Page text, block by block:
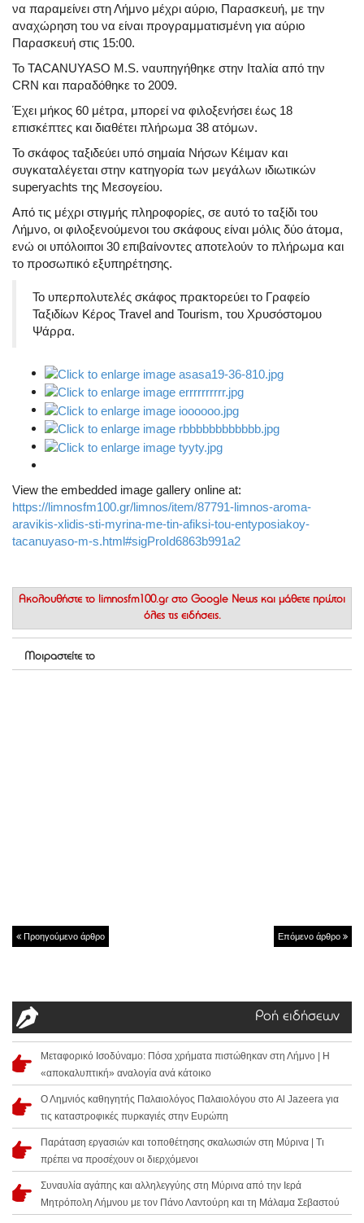
να παραμείνει στη Λήμνο μέχρι αύριο, Παρασκευή, με την
αναχώρηση του να είναι προγραμματισμένη για αύριο
Παρασκευή στις 15:00.
Το TACANUYASO M.S. ναυπηγήθηκε στην Ιταλία από την
CRN και παραδόθηκε το 2009.
Έχει μήκος 60 μέτρα, μπορεί να φιλοξενήσει έως 18
επισκέπτες και διαθέτει πλήρωμα 38 ατόμων.
Το σκάφος ταξιδεύει υπό σημαία Νήσων Κέιμαν και
συγκαταλέγεται στην κατηγορία των μεγάλων ιδιωτικών
superyachts της Μεσογείου.
Από τις μέχρι στιγμής πληροφορίες, σε αυτό το ταξίδι του
Λήμνο, οι φιλοξενούμενοι του σκάφους είναι μόλις δύο άτομα,
ενώ οι υπόλοιποι 30 επιβαίνοντες αποτελούν το πλήρωμα και
το προσωπικό εξυπηρέτησης.
Το υπερπολυτελές σκάφος πρακτορεύει το Γραφείο
Ταξιδίων Κέρος Travel and Tourism, του Χρυσόστομου
Ψάρρα.
View the embedded image gallery online at:
https://limnosfm100.gr/limnos/item/87791-limnos-aroma-
aravikis-xlidis-sti-myrina-me-tin-afiksi-tou-entyposiakoy-
tacanuyaso-m-s.html#sigProId6863b991a2
Ακολουθήστε το limnosfm100.gr στο Google News και μάθετε πρώτοι
όλες τις ειδήσεις.
Μοιραστείτε το
Προηγούμενο άρθρο Επόμενο άρθρο
Ροή ειδήσεων
Μεταφορικό Ισοδύναμο: Πόσα χρήματα πιστώθηκαν στη Λήμνο | Η
«αποκαλυπτική» αναλογία ανά κάτοικο
Ο Λημνιός καθηγητής Παλαιολόγος Παλαιολόγου στο Al Jazeera για
τις καταστροφικές πυρκαγιές στην Ευρώπη
Παράταση εργασιών και τοποθέτησης σκαλωσιών στη Μύρινα | Τι
πρέπει να προσέχουν οι διερχόμενοι
Συναυλία αγάπης και αλληλεγγύης στη Μύρινα από την Ιερά
Μητρόπολη Λήμνου με τον Πάνο Λαντούρη και τη Μάλαμα Σεβαστού